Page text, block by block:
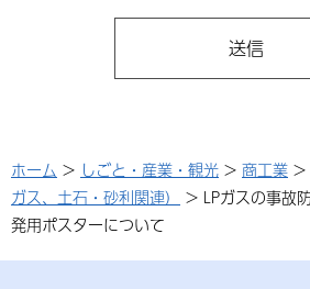
ホーム > しごと・産業・観光 > 商工業 >
ガス、土石・砂利関連）
> LPガスの事故
発用ポスターについて